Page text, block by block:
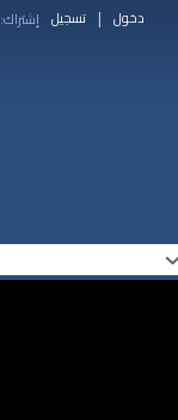
دخول | تسجيل إشتراك: